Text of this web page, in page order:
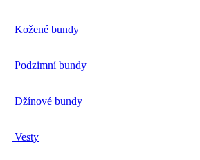
Kožené bundy
Podzimní bundy
Džínové bundy
Vesty